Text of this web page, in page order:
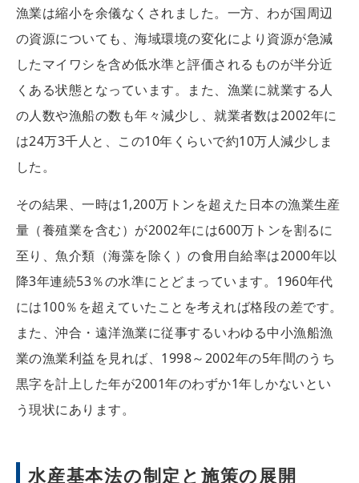
漁業は縮小を余儀なくされました。一方、わが国周辺
の資源についても、海域環境の変化により資源が急減
したマイワシを含め低水準と評価されるものが半分近
くある状態となっています。また、漁業に就業する人
の人数や漁船の数も年々減少し、就業者数は2002年に
は24万3千人と、この10年くらいで約10万人減少しま
した。
その結果、一時は1,200万トンを超えた日本の漁業生産
量（養殖業を含む）が2002年には600万トンを割るに
至り、魚介類（海藻を除く）の食用自給率は2000年以
降3年連続53％の水準にとどまっています。1960年代
には100％を超えていたことを考えれば格段の差です。
また、沖合・遠洋漁業に従事するいわゆる中小漁船漁
業の漁業利益を見れば、1998～2002年の5年間のうち
黒字を計上した年が2001年のわずか1年しかないとい
う現状にあります。
水産基本法の制定と施策の展開